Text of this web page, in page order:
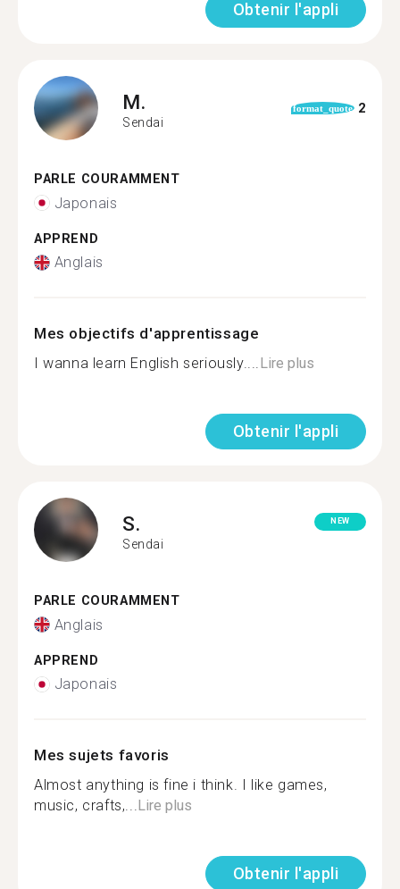
Obtenir l'appli
M.
Sendai
format_quote 2
PARLE COURAMMENT
Japonais
APPREND
Anglais
Mes objectifs d'apprentissage
I wanna learn English seriously....Lire plus
Obtenir l'appli
S.
Sendai
NEW
PARLE COURAMMENT
Anglais
APPREND
Japonais
Mes sujets favoris
Almost anything is fine i think. I like games,
music, crafts,...Lire plus
Obtenir l'appli